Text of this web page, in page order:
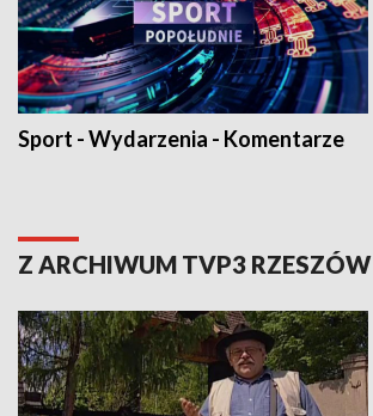
Sport - Wydarzenia - Komentarze
Z ARCHIWUM TVP3 RZESZÓW